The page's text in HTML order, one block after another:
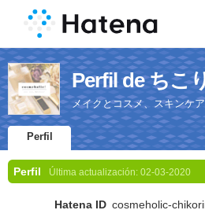
Perfil de ちこ
メイクとコスメ、スキンケ
Perfil
Perfil Última actualización: 02-03-2020
Hatena ID cosmeholic-